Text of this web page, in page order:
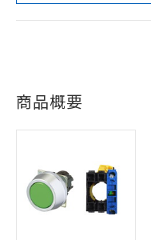
商品概要